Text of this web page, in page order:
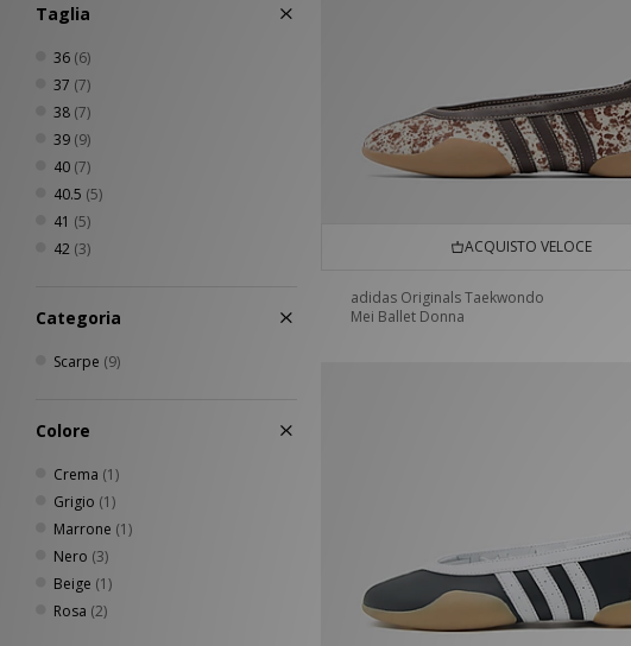
Taglia
36 (6)
37 (7)
38 (7)
39 (9)
40 (7)
40.5 (5)
41 (5)
42 (3)
Categoria
Scarpe (9)
Colore
Crema (1)
Grigio (1)
Marrone (1)
Nero (3)
Beige (1)
Rosa (2)
ACQUISTO VELOCE
adidas Originals Taekwondo
Mei Ballet Donna